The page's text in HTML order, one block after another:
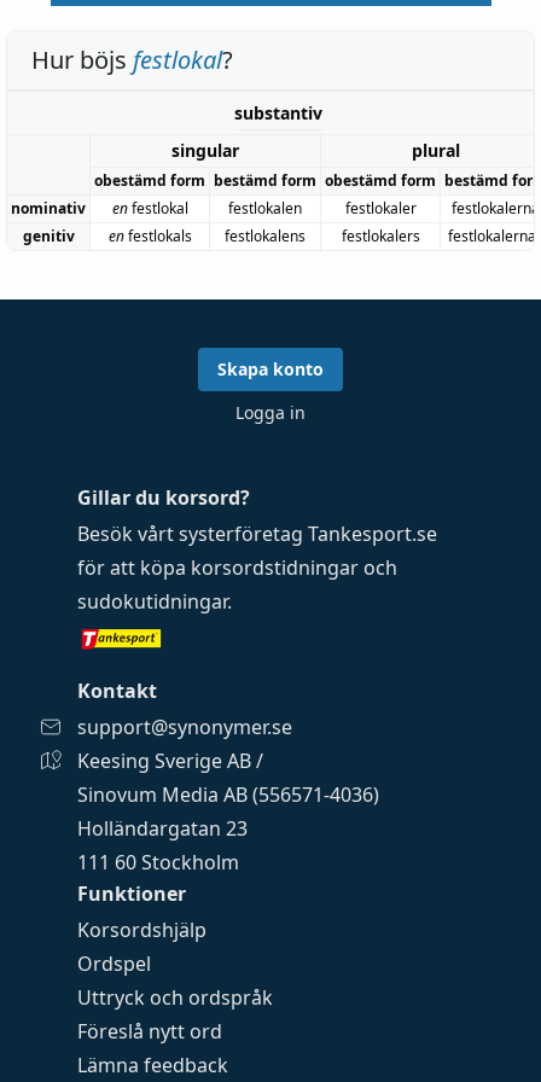
Hur böjs festlokal?
substantiv
singular
plural
obestämd form bestämd form obestämd form bestämd
nominativ
enfestlokal festlokalen festlokaler
festlokalerna
genitiv
enfestlokals festlokalens festlokalers
Funktioner
Korsordshjälp
Ordspel
Uttryck och ordspråk
Föreslå nytt ord
Lämna feedback
Gillar du korsord?
Besök vårt systerföretag Tankesport.se
för att köpa korsordstidningar och
sudokutidningar.
Kontakt
support@synonymer.se
Keesing Sverige AB /
Sinovum Media AB (556571-4036)
Holländargatan 23
111 60 Stockholm
Skapa konto
Logga in